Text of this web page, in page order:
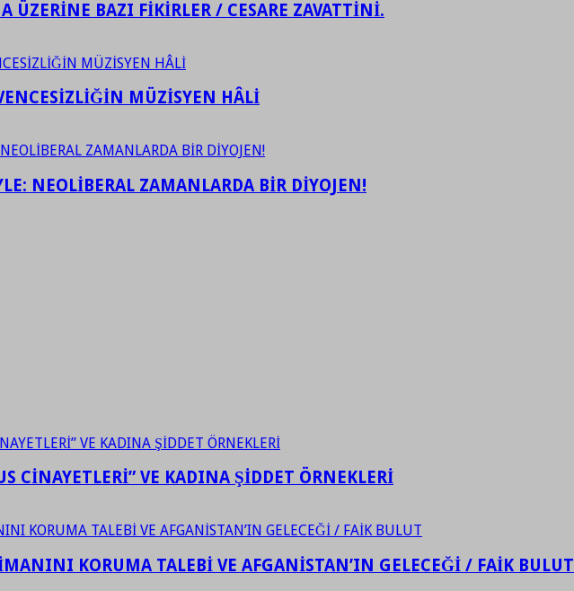
ÜZERİNE BAZI FİKİRLER / CESARE ZAVATTİNİ.
MÜZİSYEN HÂLİ
NEOLİBERAL ZAMANLARDA BİR DİYOJEN!
CİNAYETLERİ” VE KADINA ŞİDDET ÖRNEKLERİ
KORUMA TALEBİ VE AFGANİSTAN’IN GELECEĞİ / FAİK BULUT